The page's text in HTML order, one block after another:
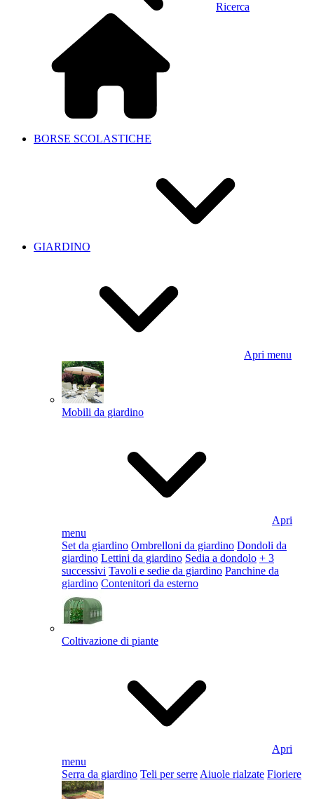
Ricerca
BORSE SCOLASTICHE
GIARDINO
Apri menu
Mobili da giardino
Apri
menu
Set da giardino Ombrelloni da giardino Dondoli da
giardino Lettini da giardino Sedia a dondolo + 3
successivi Tavoli e sedie da giardino Panchine da
giardino Contenitori da esterno
Coltivazione di piante
Apri
menu
Serra da giardino Teli per serre Aiuole rialzate Fioriere